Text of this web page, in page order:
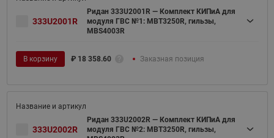
333U2001R
Ридан 333U2001R — Комплект КИПиА для
модуля ГВС №1: MBT3250R, гильзы,
MBS4003R
В корзину ₽ 18 358.60 Заказная позиция
333U2002R
Ридан 333U2002R — Комплект КИПиА для
модуля ГВС №2: MBT3250R, гильзы,